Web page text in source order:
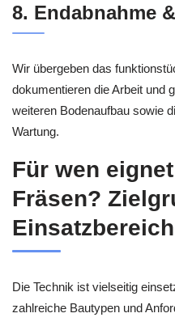
8. Endabnahme
Wir übergeben das
dokumentieren die Arbeit und
weiteren Bodenaufbau sowie
Wartung.
Für wen
Fräsen?
Die Technik ist vielseitig
zahlreiche Bautypen und